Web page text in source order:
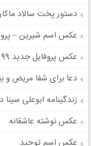
دستور پخت سالاد
عکس اسم شیرین –
عکس پروفایل جدید 99
دعا برای شفا مریض و
زندگینامه ابوعلی
عکس نوشته عاشقانه
عکس اسم توحيد